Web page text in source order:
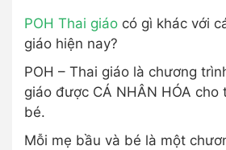
POH Thai giáo có gì khác với
giáo hiện nay?
POH – Thai giáo là chương
giáo được CÁ NHÂN HÓA cho
bé.
Mỗi mẹ bầu và bé là một